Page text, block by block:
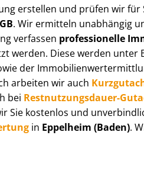
erstellen und prüfen wir für
. Wir ermitteln unabhängig
verfassen professionelle
werden. Diese werden unter
der
arbeiten wir auch
bei Rest­nut­zungs­dau­er-
Sie kostenlos und
in Eppelheim (Baden).